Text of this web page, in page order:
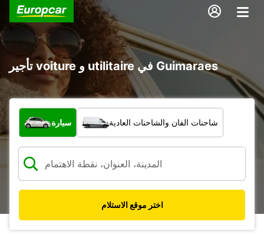
تأجير voiture و utilitaire في Guimaraes
ما نوع المركبة؟
سيارة شاحنات الفان والشاحنات العادية
اختر موقع الاستلام